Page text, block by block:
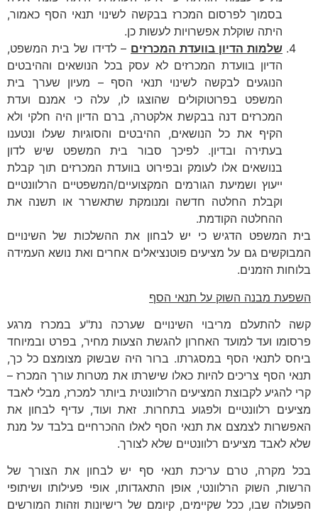
בסמוך לפרסום המכרז בבקשה לשינוי תנאי הסף כאמור,
היתה שוקלת אפשרויות לעשות כן.
שלמות הדיון בוועדת המכרזים – לדידו של בית המשפט,
הדיון בוועדת המכרזים לא עסק בכל הנושאים וההיבטים
הנוגעים לבקשה לשינוי תנאי הסף – מעיון שערך בית
המשפט בפרוטוקולים שהוצגו לו, עלה כי אמנם ועדת
המכרזים דנה בבקשת אלקטרה, ברם הדיון היה חלקי ולא
הקיף את כל הנושאים, ההיבטים והסוגיות שעלו ונטענו
בעתירה ובדיון. לפיכך סבור בית המשפט שיש לדון
בנושאים אלו לעומק ובפירוט בוועדת המכרזים תוך קבלת
ייעוץ ושמיעת הגורמים המקצועיים/המשפטיים הרלוונטיים
וקבלת החלטה חדשה ומנומקת שתאשרר או תשנה את
ההחלטה הקודמת.
בית המשפט הדגיש כי יש לבחון את ההשלכות של השינויים
המבוקשים גם על מציעים פוטנציאלים אחרים ואת נושא העמידה
בלוחות הזמנים.
השפעת מבנה השוק על תנאי הסף
קשה להתעלם מריבוי השינויים שערכה נת"ע במכרז מרגע
פרסומו ועד למועד האחרון להגשת הצעות מחיר, בפרט ובמיוחד
ביחס לתנאי הסף במסגרתו. ברור היה שבשוק מצומצם כל כך,
תנאי הסף צריכים להיות כאלו שישרתו את מטרות עורך המכרז –
קרי להגיע לקבוצת המציעים הרלוונטית ביותר למכרז, מבלי לאבד
מציעים רלוונטיים ולפגוע בתחרות. זאת ועוד, עדיף לבחון את
האפשרות לצמצם את תנאי הסף לאלו ההכרחיים בלבד על מנת
שלא לאבד מציעים רלוונטיים שלא לצורך.
בכל מקרה, טרם עריכת תנאי סף יש לבחון את הצורך של
הרשות, השוק הרלוונטי, אופן התאגדותו, אופי פעילותו ושיתופי
הפעולה שבו, ככל שקיימים, קיומם של רישיונות וזהות המורשים